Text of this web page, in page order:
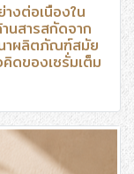
งต่อเนื่องใน
นสารสกัดจาก
าผลิตภัณฑ์สมัย
ดของเซรั่มเต็ม
ากข้าว และวิธี
ะจำวัน